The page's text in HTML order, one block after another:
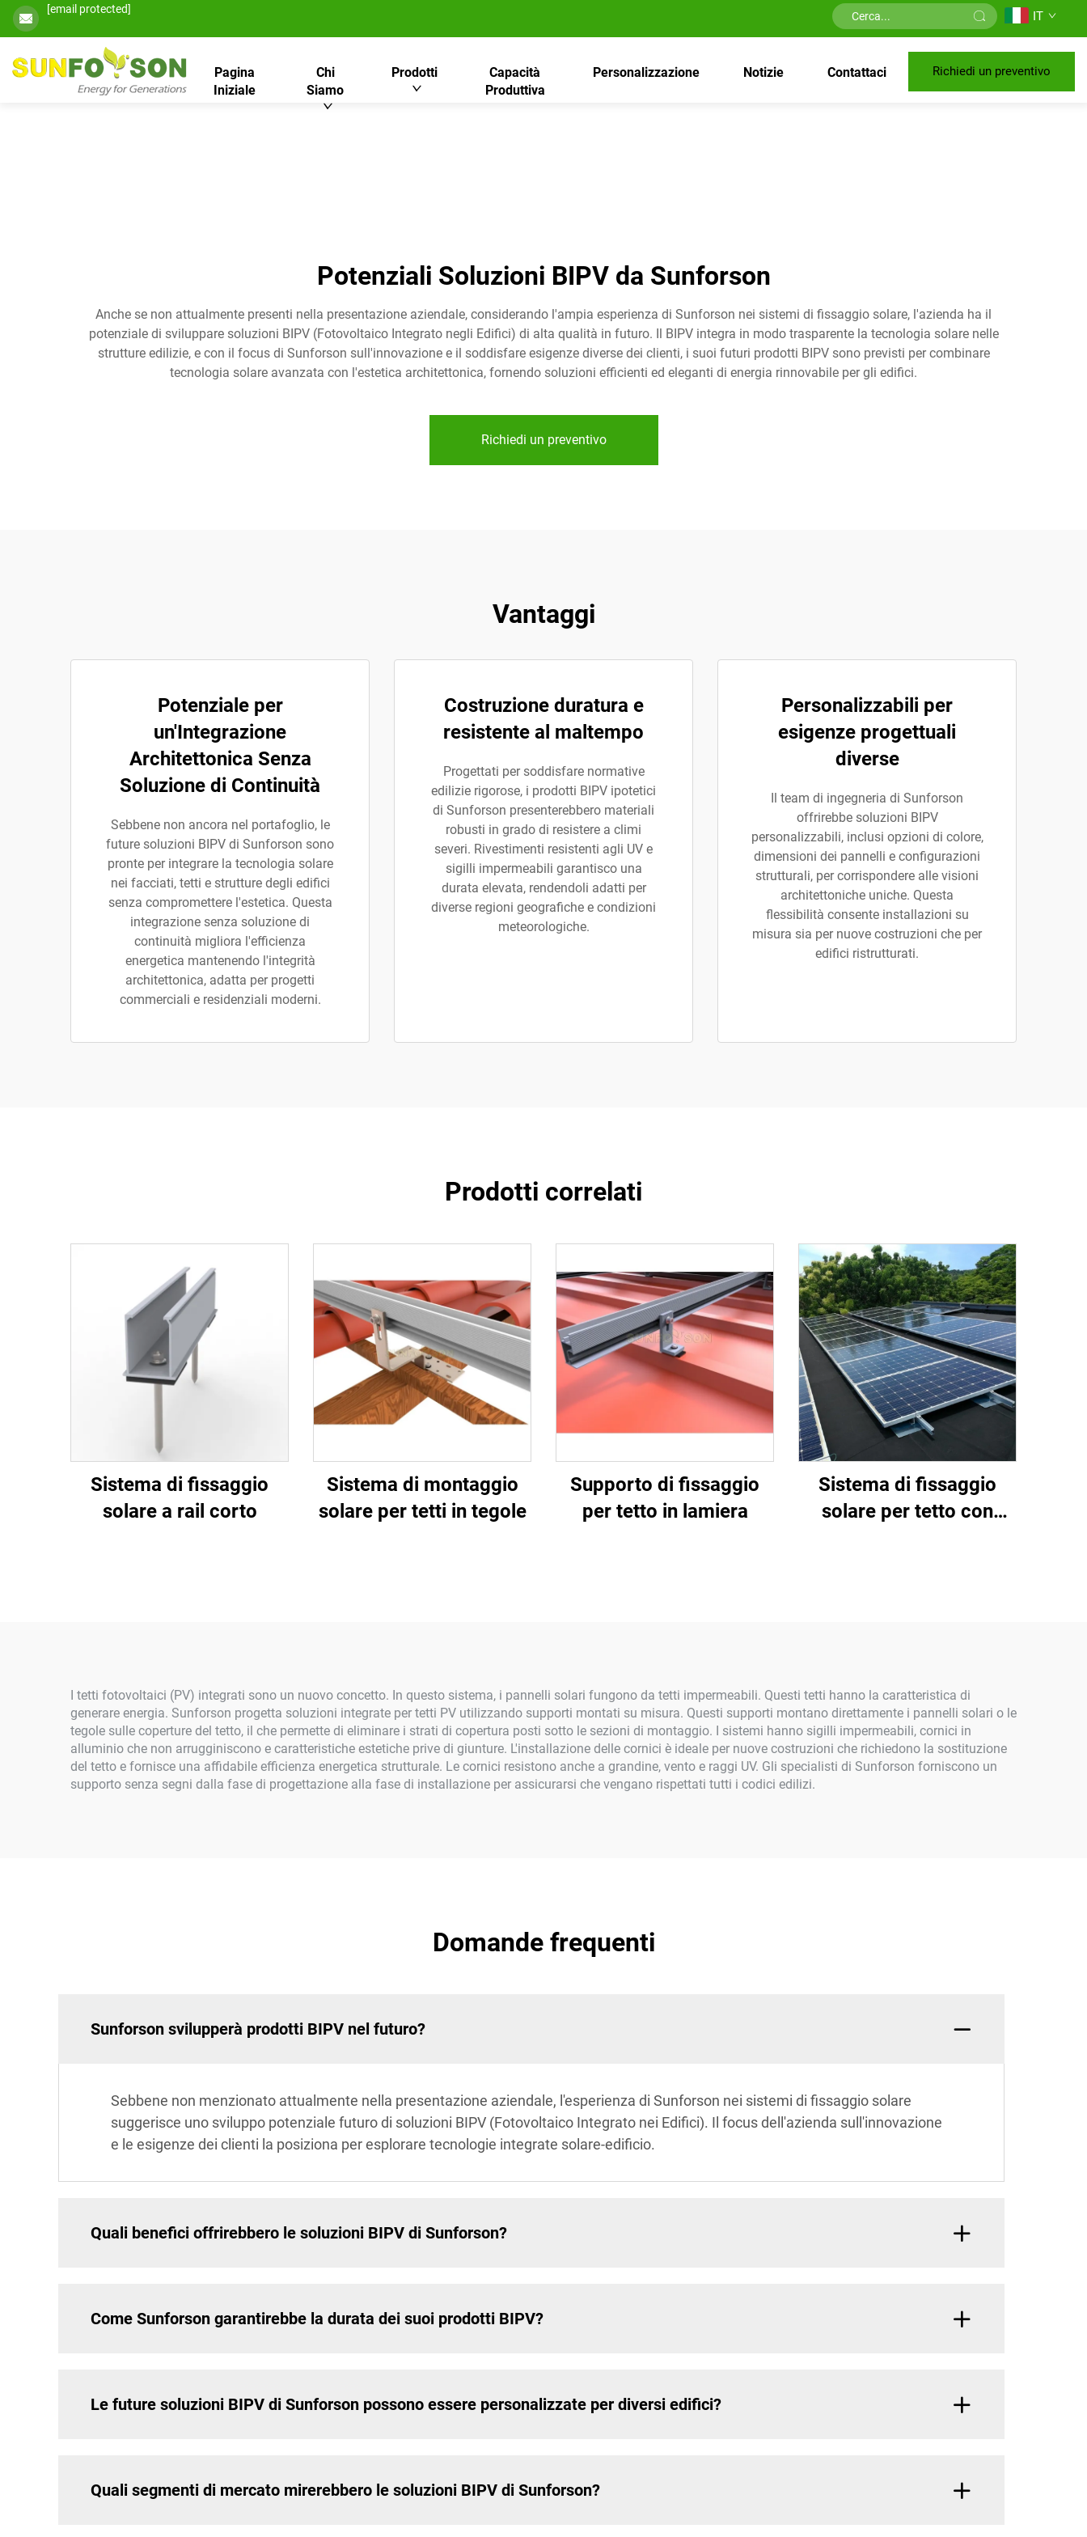
[email protected] IT
Pagina
Iniziale
Chi
Siamo
Prodotti
Capacità
Produttiva
Personalizzazione Notizie Contattaci Richiedi un preventivo
Potenziali Soluzioni BIPV da Sunforson
Anche se non attualmente presenti nella presentazione aziendale, considerando l'ampia esperienza di Sunforson nei sistemi di fissaggio solare, l'azienda ha il
potenziale di sviluppare soluzioni BIPV (Fotovoltaico Integrato negli Edifici) di alta qualità in futuro. Il BIPV integra in modo trasparente la tecnologia solare nelle
strutture edilizie, e con il focus di Sunforson sull'innovazione e il soddisfare esigenze diverse dei clienti, i suoi futuri prodotti BIPV sono previsti per combinare
tecnologia solare avanzata con l'estetica architettonica, fornendo soluzioni efficienti ed eleganti di energia rinnovabile per gli edifici.
Richiedi un preventivo
Vantaggi
Potenziale per
un'Integrazione
Architettonica Senza
Soluzione di Continuità
Sebbene non ancora nel portafoglio, le
future soluzioni BIPV di Sunforson sono
pronte per integrare la tecnologia solare
nei facciati, tetti e strutture degli edifici
senza compromettere l'estetica. Questa
integrazione senza soluzione di
continuità migliora l'efficienza
energetica mantenendo l'integrità
architettonica, adatta per progetti
commerciali e residenziali moderni.
Costruzione duratura e
resistente al maltempo
Progettati per soddisfare normative
edilizie rigorose, i prodotti BIPV ipotetici
di Sunforson presenterebbero materiali
robusti in grado di resistere a climi
severi. Rivestimenti resistenti agli UV e
sigilli impermeabili garantisco una
durata elevata, rendendoli adatti per
diverse regioni geografiche e condizioni
meteorologiche.
Personalizzabili per
esigenze progettuali
diverse
Il team di ingegneria di Sunforson
offrirebbe soluzioni BIPV
personalizzabili, inclusi opzioni di colore,
dimensioni dei pannelli e configurazioni
strutturali, per corrispondere alle visioni
architettoniche uniche. Questa
flessibilità consente installazioni su
misura sia per nuove costruzioni che per
edifici ristrutturati.
Prodotti correlati
Sistema di fissaggio
solare a rail corto
Sistema di montaggio
solare per tetti in tegole
Supporto di fissaggio
per tetto in lamiera
Sistema di fissaggio
solare per tetto con
I tetti fotovoltaici (PV) integrati sono un nuovo concetto. In questo sistema, i pannelli solari fungono da tetti impermeabili. Questi tetti hanno la caratteristica di
generare energia. Sunforson progetta soluzioni integrate per tetti PV utilizzando supporti montati su misura. Questi supporti montano direttamente i pannelli solari o le
tegole sulle coperture del tetto, il che permette di eliminare i strati di copertura posti sotto le sezioni di montaggio. I sistemi hanno sigilli impermeabili, cornici in
alluminio che non arrugginiscono e caratteristiche estetiche prive di giunture. L'installazione delle cornici è ideale per nuove costruzioni che richiedono la sostituzione
del tetto e fornisce una affidabile efficienza energetica strutturale. Le cornici resistono anche a grandine, vento e raggi UV. Gli specialisti di Sunforson forniscono un
supporto senza segni dalla fase di progettazione alla fase di installazione per assicurarsi che vengano rispettati tutti i codici edilizi.
Domande frequenti
Sunforson svilupperà prodotti BIPV nel futuro?
Sebbene non menzionato attualmente nella presentazione aziendale, l'esperienza di Sunforson nei sistemi di fissaggio solare
suggerisce uno sviluppo potenziale futuro di soluzioni BIPV (Fotovoltaico Integrato nei Edifici). Il focus dell'azienda sull'innovazione
e le esigenze dei clienti la posiziona per esplorare tecnologie integrate solare-edificio.
Quali benefici offrirebbero le soluzioni BIPV di Sunforson?
Come Sunforson garantirebbe la durata dei suoi prodotti BIPV?
Le future soluzioni BIPV di Sunforson possono essere personalizzate per diversi edifici?
Quali segmenti di mercato mirerebbero le soluzioni BIPV di Sunforson?